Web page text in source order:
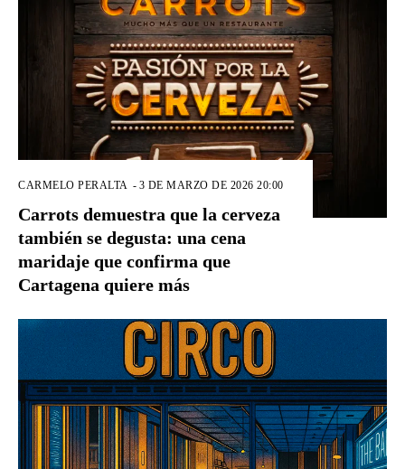
CARMELO PERALTA - 3 DE MARZO DE 2026 20:00
Carrots demuestra que la cerveza
también se degusta: una cena
maridaje que confirma que
Cartagena quiere más